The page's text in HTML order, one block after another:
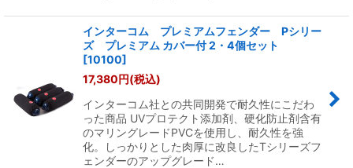
インターコム プレミアムフェンダー Pシリー
ズ プレミアム カバー付 2・4個セット
[10100]
17,380円(税込)
インターコム社との共同開発で耐久性にこだわ
った商品 UVプロテクト添加剤、硬化防止剤含有
のマリングレードPVCを使用し、耐久性を強
化。しっかりとした肉厚に改良したTシリーズフ
ェンダーのアップグレード…